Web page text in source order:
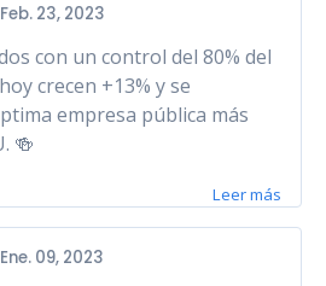
23, 2023
con un control del 80% del
crecen +13% y se
empresa pública más
🍻
Leer más
09, 2023